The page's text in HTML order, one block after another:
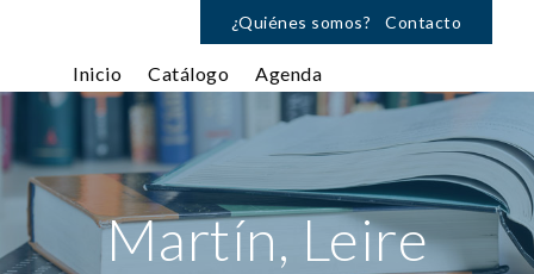
¿Quiénes somos? Contacto
Inicio Catálogo Agenda
Martín, Leire